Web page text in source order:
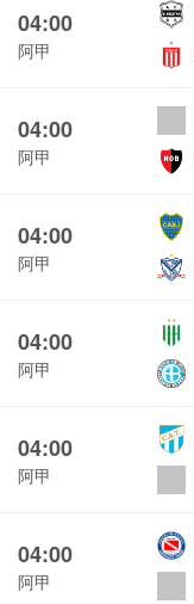
04:00
阿甲
04:00
阿甲
04:00
阿甲
04:00
阿甲
04:00
阿甲
04:00
阿甲